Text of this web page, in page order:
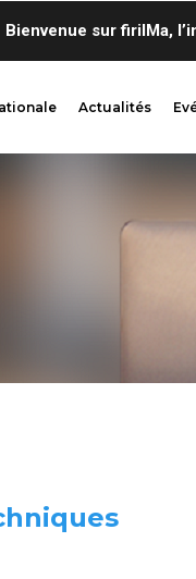
sur firilMa,
Actualités